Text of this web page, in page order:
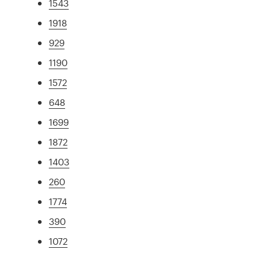
1543
1918
929
1190
1572
648
1699
1872
1403
260
1774
390
1072